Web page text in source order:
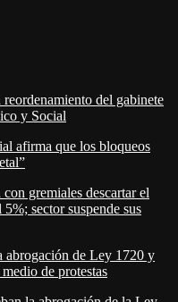
del gabinete
y Social
afirma que los bloqueos
gremiales descartar el
sector suspende sus
abrogación de Ley 1720 y
de protestas